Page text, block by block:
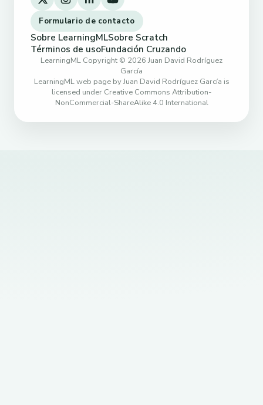
Formulario de contacto
Sobre LearningMLSobre Scratch
Términos de usoFundación Cruzando
LearningML Copyright © 2026 Juan David Rodríguez
García
LearningML web page by Juan David Rodríguez García is
licensed under Creative Commons Attribution-
NonCommercial-ShareAlike 4.0 International